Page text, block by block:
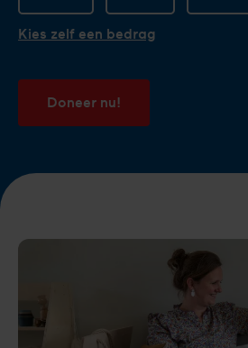
Kies zelf een bedrag
Doneer nu!